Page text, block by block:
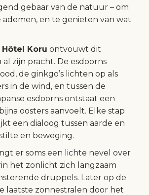
gebaar van de natuur – om
ademen, en te genieten van wat
Hôtel Koru ontvouwt dit
al zijn pracht. De esdoorns
de ginkgo’s lichten op als
in de wind, en tussen de
esdoorns ontstaat een
oosters aanvoelt. Elke stap
een dialoog tussen aarde en
en beweging.
er soms een lichte nevel over
het zonlicht zich langzaam
druppels. Later op de
laatste zonnestralen door het